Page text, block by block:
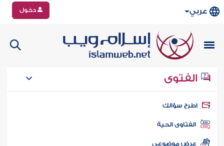
عربي دخول
الفتوى
سؤالك
الفتاوى الحية